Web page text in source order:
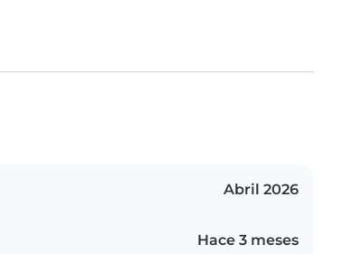
Abril 2026
Hace 3 meses